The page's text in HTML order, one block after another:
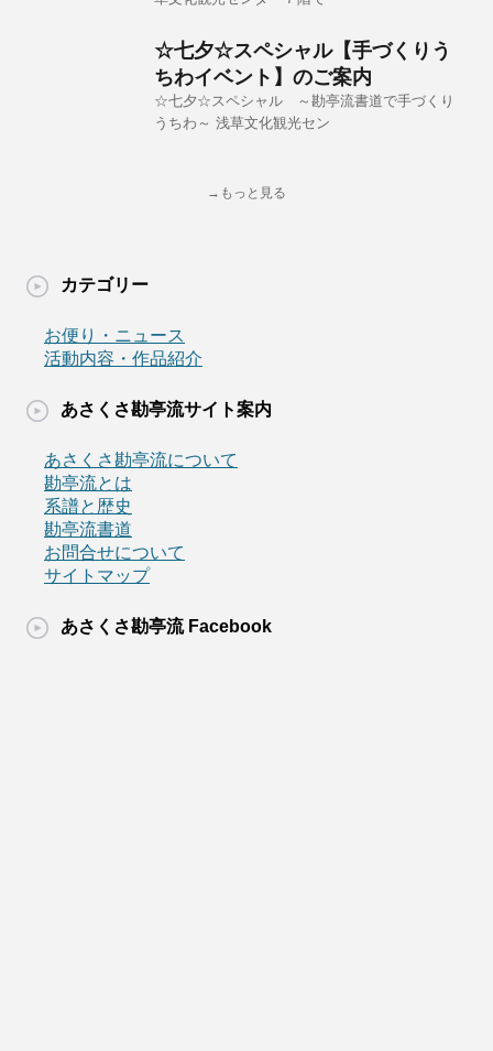
☆七夕☆スペシャル【手づくりう
ちわイベント】のご案内
☆七夕☆スペシャル ～勘亭流書道で手づくり
うちわ～ 浅草文化観光セン
→もっと見る
カテゴリー
お便り・ニュース
活動内容・作品紹介
あさくさ勘亭流サイト案内
あさくさ勘亭流について
勘亭流とは
系譜と歴史
勘亭流書道
お問合せについて
サイトマップ
あさくさ勘亭流 Facebook